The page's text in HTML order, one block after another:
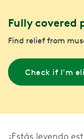
Fully covered
Find relief from
Check if I'm
¿Estás leyendo